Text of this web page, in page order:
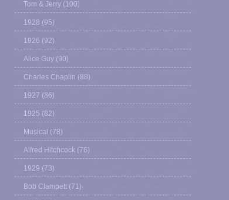
Tom & Jerry (100)
1928 (95)
1926 (92)
Alice Guy (90)
Charles Chaplin (88)
1927 (86)
1925 (82)
Musical (78)
Alfred Hitchcock (76)
1929 (73)
Bob Clampett (71)